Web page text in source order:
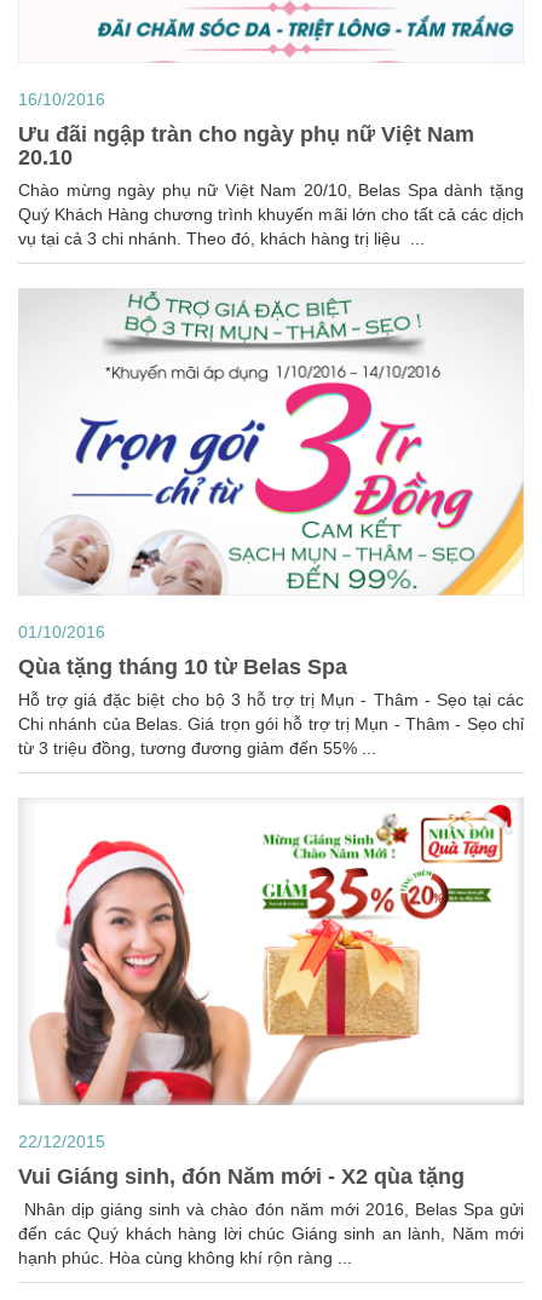
16/10/2016
Ưu đãi ngập tràn cho ngày phụ nữ Việt Nam
20.10
Chào mừng ngày phụ nữ Việt Nam 20/10, Belas Spa dành tặng
Quý Khách Hàng chương trình khuyến mãi lớn cho tất cả các dịch
vụ tại cả 3 chi nhánh. Theo đó, khách hàng trị liệu ...
01/10/2016
Qùa tặng tháng 10 từ Belas Spa
Hỗ trợ giá đặc biệt cho bộ 3 hỗ trợ trị Mụn - Thâm - Sẹo tại các
Chi nhánh của Belas. Giá trọn gói hỗ trợ trị Mụn - Thâm - Sẹo chỉ
từ 3 triệu đồng, tương đương giảm đến 55% ...
22/12/2015
Vui Giáng sinh, đón Năm mới - X2 qùa tặng
Nhân dịp giáng sinh và chào đón năm mới 2016, Belas Spa gửi
đến các Quý khách hàng lời chúc Giáng sinh an lành, Năm mới
hạnh phúc. Hòa cùng không khí rộn ràng ...